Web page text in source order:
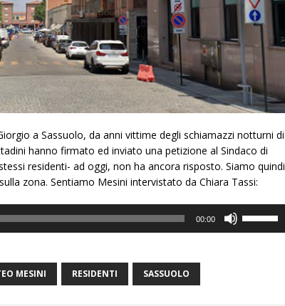
a Sassuolo, da anni vittime degli schiamazzi notturni di
hanno firmato ed inviato una petizione al Sindaco di
residenti- ad oggi, non ha ancora risposto. Siamo quindi
zona. Sentiamo Mesini intervistato da Chiara Tassi:
00:00
MESINI RESIDENTI SASSUOLO